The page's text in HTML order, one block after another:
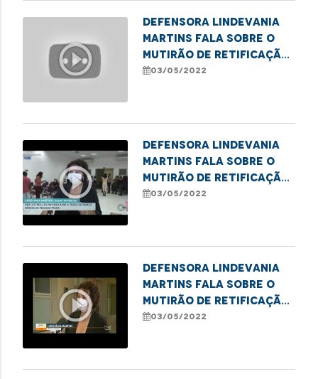
play_circle_outline
Defensora Lindevania
Martins fala sobre o
mutirão de retificação
de nome social para
03/05/2022
play_circle_outline
Defensora Lindevania
Martins fala sobre o
mutirão de retificação
de nome social para
03/05/2022
play_circle_outline
Defensora Lindevania
Martins fala sobre o
mutirão de retificação
de nome social para
03/05/2022